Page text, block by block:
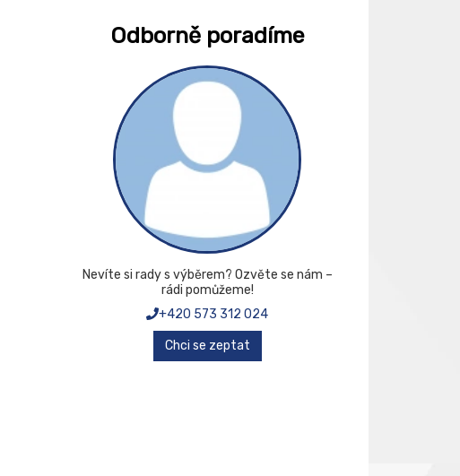
Odborně poradíme
Nevíte si rady s výběrem? Ozvěte se nám –
rádi pomůžeme!
+420 573 312 024
Chci se zeptat